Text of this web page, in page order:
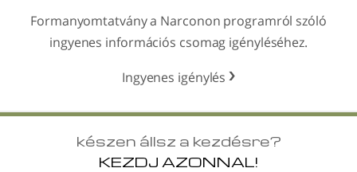
Formanyomtatvány a Narconon programról szóló
ingyenes információs csomag igényléséhez.
Ingyenes igénylés
készen állsz a kezdésre?
KEZDJ AZONNAL!